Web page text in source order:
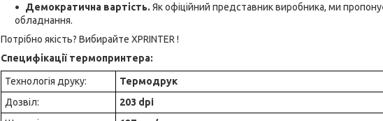
Демократична вартість. Як офіційний представник виробника, ми
обладнання.
Потрібно якість? Вибирайте XPRINTER !
Специфікації термопринтера:
Технологія друку:
Термодрук
Дозвіл:
203 dpi